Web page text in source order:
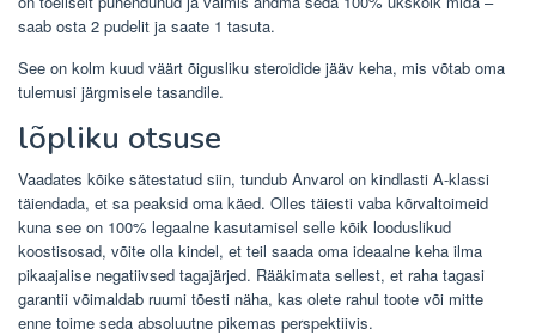
saab osta 2 pudelit ja saate 1 tasuta.
See on kolm kuud väärt õigusliku steroidide jääv keha, mis võtab oma
tulemusi järgmisele tasandile.
lõpliku otsuse
Vaadates kõike sätestatud siin, tundub Anvarol on kindlasti A-klassi
täiendada, et sa peaksid oma käed. Olles täiesti vaba kõrvaltoimeid
kuna see on 100% legaalne kasutamisel selle kõik looduslikud
koostisosad, võite olla kindel, et teil saada oma ideaalne keha ilma
pikaajalise negatiivsed tagajärjed. Rääkimata sellest, et raha tagasi
garantii võimaldab ruumi tõesti näha, kas olete rahul toote või mitte
enne toime seda absoluutne pikemas perspektiivis.